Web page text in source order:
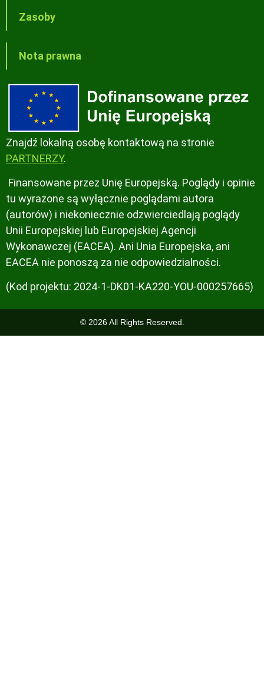
Zasoby
Nota prawna
Znajdź lokalną osobę kontaktową na stronie
PARTNERZY.
Finansowane przez Unię Europejską. Poglądy i opinie
tu wyrażone są wyłącznie poglądami autora
(autorów) i niekoniecznie odzwierciedlają poglądy
Unii Europejskiej lub Europejskiej Agencji
Wykonawczej (EACEA). Ani Unia Europejska, ani
EACEA nie ponoszą za nie odpowiedzialności.
(Kod projektu: 2024-1-DK01-KA220-YOU-000257665)
© 2026 All Rights Reserved.